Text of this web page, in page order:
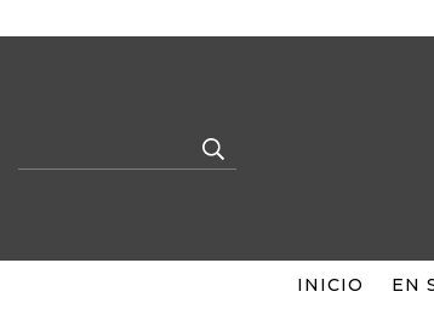
INICIO EN